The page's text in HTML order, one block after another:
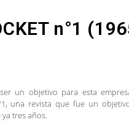
n°1
un objetivo para esta
una revista que fue un
tres años.